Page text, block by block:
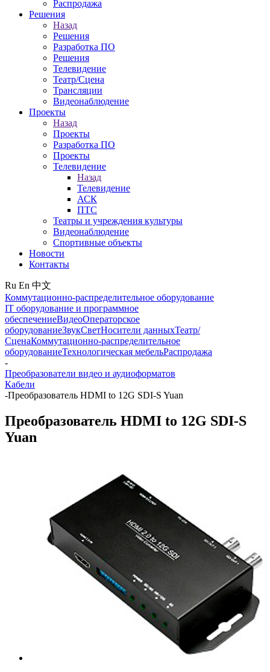
Распродажа
Решения
Назад
Решения
Разработка ПО
Решения
Телевидение
Театр/Сцена
Трансляции
Видеонаблюдение
Проекты
Назад
Проекты
Разработка ПО
Проекты
Телевидение
Назад
Телевидение
АСК
ПТС
Театры и учреждения культуры
Видеонаблюдение
Спортивные объекты
Новости
Контакты
Ru En 中文
Коммутационно-распределительное оборудование
IT оборудование и программное
обеспечениеВидеоОператорское
оборудованиеЗвукСветНосители данныхТеатр/
СценаКоммутационно-распределительное
оборудованиеТехнологическая мебельРаспродажа
-
Преобразователи видео и аудиоформатов
Кабели
-Преобразователь HDMI to 12G SDI-S Yuan
Преобразователь HDMI to 12G SDI-S
Yuan